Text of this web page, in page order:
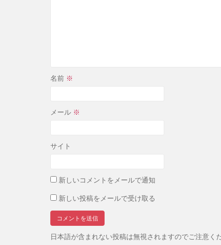
名前 ※
メール ※
サイト
新しいコメントをメールで通知
新しい投稿をメールで受け取る
日本語が含まれない投稿は無視されますのでご注意く